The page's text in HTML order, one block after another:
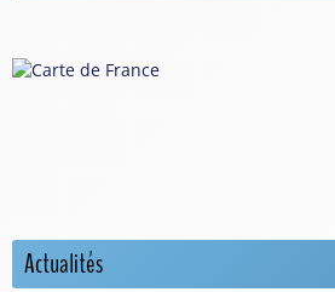
Actualités